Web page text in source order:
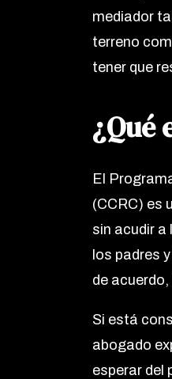
mediador
terreno
tener que
¿Qué
El
(CCRC) es
sin acudir a
los padres
de
Si está
abogado
esperar del